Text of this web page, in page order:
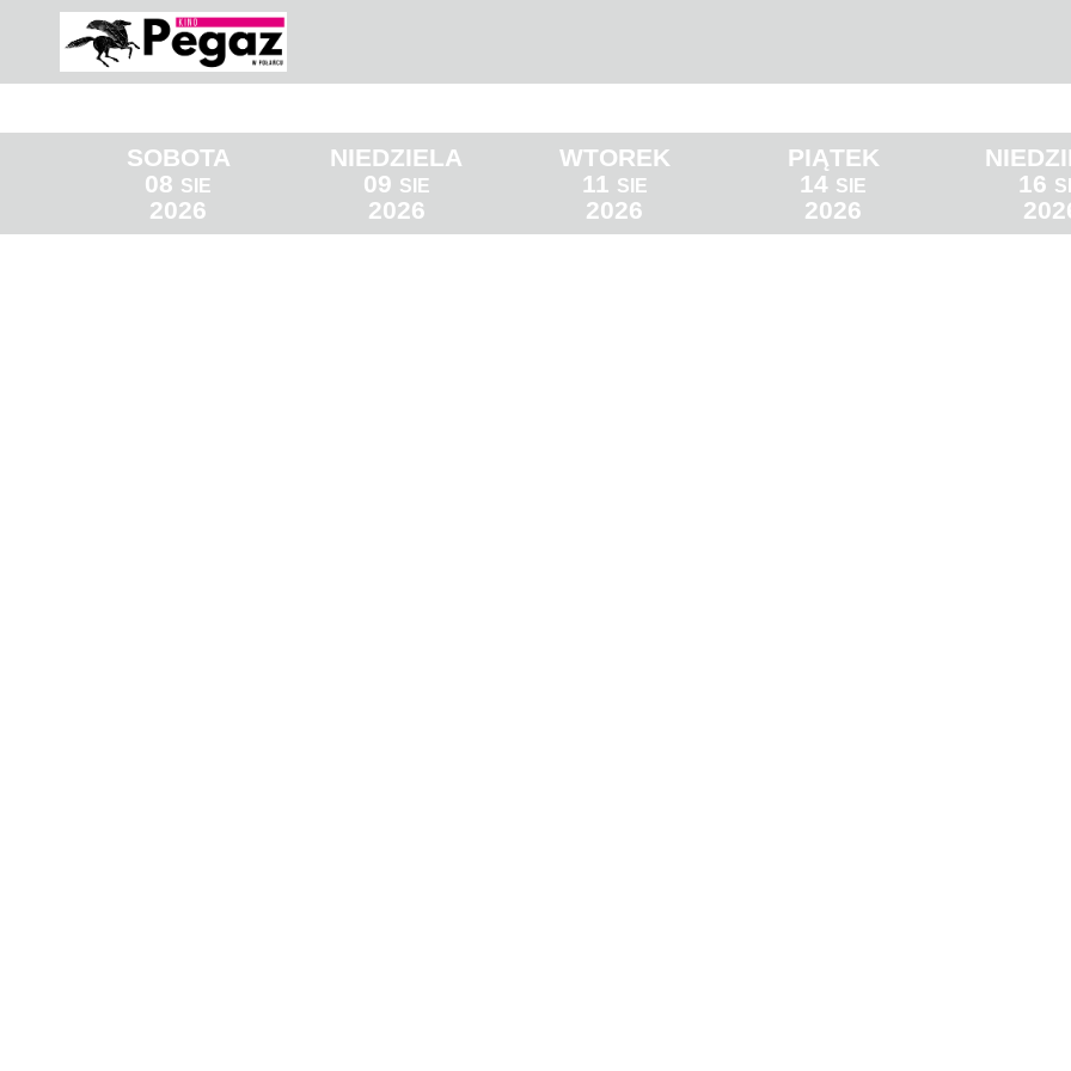
SOBOTA
08 SIE
2026
NIEDZIELA
09 SIE
2026
WTOREK
11
SIE
2026
PIĄTEK
14 SIE
2026
16